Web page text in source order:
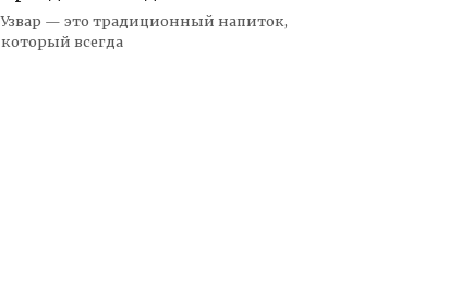
Узвар — это традиционный напиток,
который всегда